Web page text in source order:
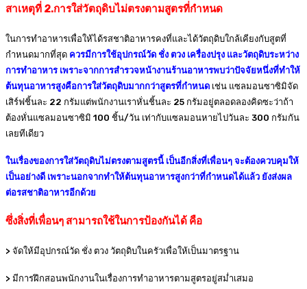
สาเหตุที่ 2.การใส่วัตถุดิบไม่ตรงตามสูตรที่กำหนด
ในการทำอาหารเพื่อให้ได้รสชาติอาหารคงที่และได้วัตถุดิบใกล้เคียงกับสูตที่
กำหนดมากที่สุด ควรมีการใช้อุปกรณ์วัด ชั่ง ตวง เครื่องปรุง และวัตถุดิบระหว่าง
การทำอาหาร เพราะจากการสำรวจหน้างานร้านอาหารพบว่าปัจจัยหนึ่งที่ทำให้
ต้นทุนอาหารสูงคือการใส่วัตถุดิบมากกว่าสูตรที่กำหนด เช่น แซลมอนซาซิมิจัด
เสิร์ฟชิ้นละ 22 กรัมแต่พนักงานเราหั่นชิ้นละ 25 กรัมอยู่ตลอดลองคิดซะว่าถ้า
ต้องหั่นแซลมอนซาซิมิ 100 ชิ้น/วัน เท่ากับแซลมอนหายไปวันละ 300 กรัมกัน
เลยทีเดียว
ในเรื่องของการใส่วัตถุดิบไม่ตรงตามสูตรนี้ เป็นอีกสิ่งที่เพื่อนๆ จะต้องควบคุมให้
เป็นอย่างดี เพราะนอกจากทำให้ต้นทุนอาหารสูงกว่าที่กำหนดได้แล้ว ยังส่งผล
ต่อรสชาติอาหารอีกด้วย
ซึ่งสิ่งที่เพื่อนๆ สามารถใช้ในการป้องกันได้ คือ
> จัดให้มีอุปกรณ์วัด ชั่ง ตวง วัตถุดิบในครัวเพื่อให้เป็นมาตรฐาน
> มีการฝึกสอนพนักงานในเรื่องการทำอาหารตามสูตรอยู่สม่ำเสมอ